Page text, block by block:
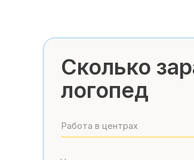
Сколько
логопед
Работа в центрах